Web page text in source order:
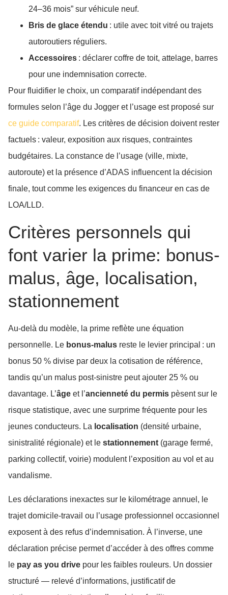
24–36 mois” sur véhicule neuf.
Bris de glace étendu : utile avec toit vitré ou trajets
autoroutiers réguliers.
Accessoires : déclarer coffre de toit, attelage, barres
pour une indemnisation correcte.
Pour fluidifier le choix, un comparatif indépendant des
formules selon l’âge du Jogger et l’usage est proposé sur
ce guide comparatif. Les critères de décision doivent rester
factuels : valeur, exposition aux risques, contraintes
budgétaires. La constance de l’usage (ville, mixte,
autoroute) et la présence d’ADAS influencent la décision
finale, tout comme les exigences du financeur en cas de
LOA/LLD.
Critères personnels qui
font varier la prime: bonus-
malus, âge, localisation,
stationnement
Au-delà du modèle, la prime reflète une équation
personnelle. Le bonus-malus reste le levier principal : un
bonus 50 % divise par deux la cotisation de référence,
tandis qu’un malus post-sinistre peut ajouter 25 % ou
davantage. L’âge et l’ancienneté du permis pèsent sur le
risque statistique, avec une surprime fréquente pour les
jeunes conducteurs. La localisation (densité urbaine,
sinistralité régionale) et le stationnement (garage fermé,
parking collectif, voirie) modulent l’exposition au vol et au
vandalisme.
Les déclarations inexactes sur le kilométrage annuel, le
trajet domicile-travail ou l’usage professionnel occasionnel
exposent à des refus d’indemnisation. À l’inverse, une
déclaration précise permet d’accéder à des offres comme
le pay as you drive pour les faibles rouleurs. Un dossier
structuré — relevé d’informations, justificatif de